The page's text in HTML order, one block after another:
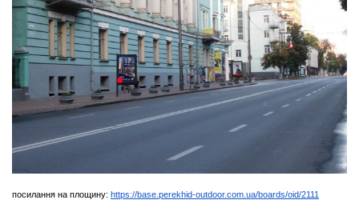
посилання на площину: https://base.perekhid-outdoor.com.ua/boards/oid/2111